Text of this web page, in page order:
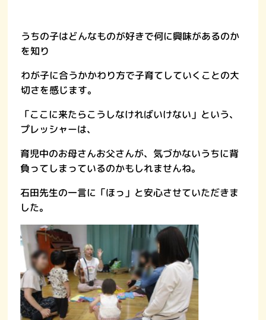
うちの子はどんなものが好きで何に興味があるのか
を知り
わが子に合うかかわり方で子育てしていくことの大
切さを感じます。
「ここに来たらこうしなければいけない」という、
プレッシャーは、
育児中のお母さんお父さんが、気づかないうちに背
負ってしまっているのかもしれませんね。
石田先生の一言に「ほっ」と安心させていただきま
した。